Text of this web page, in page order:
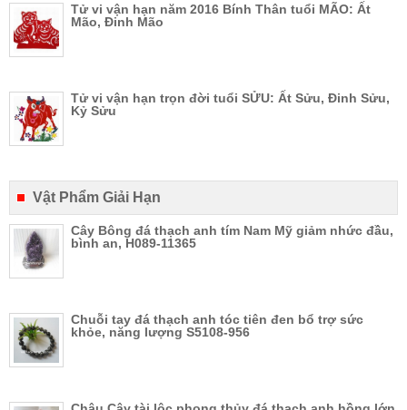
Tử vi vận hạn năm 2016 Bính Thân tuổi MÃO: Ất
Mão, Đinh Mão
Tử vi vận hạn trọn đời tuổi SỬU: Ất Sửu, Đinh Sửu,
Kỷ Sửu
Vật Phẩm Giải Hạn
Cây Bông đá thạch anh tím Nam Mỹ giảm nhức đầu,
bình an, H089-11365
Chuỗi tay đá thạch anh tóc tiên đen bổ trợ sức
khỏe, năng lượng S5108-956